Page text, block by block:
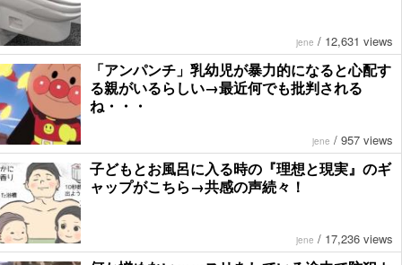
jene / 12,631 views
「アンパンチ」乳幼児が暴力的になると心配す
る親がいるらしい→最近何でも批判される
ね・・・
jene / 957 views
子どもとお風呂に入る時の『理想と現実』のギ
ャップがこちら→共感の声続々！
jene / 17,236 views